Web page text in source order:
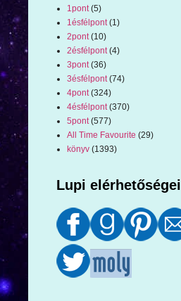
1pont (5)
1ésfélpont (1)
2pont (10)
2ésfélpont (4)
3pont (36)
3ésfélpont (74)
4pont (324)
4ésfélpont (370)
5pont (577)
All Time Favourite (29)
könyv (1393)
Lupi elérhetőségei